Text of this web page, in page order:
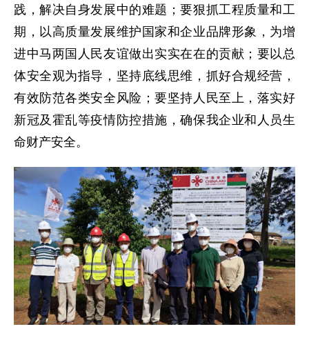
践，解决自身发展中的难题；要狠抓工程质量和工
期，以高质量发展维护国家和企业品牌形象，为增
进中马两国人民友谊做出实实在在的贡献；要以总
体安全观为指导，坚持底线思维，抓好合规经营，
有效防范各类安全风险；要坚持人民至上，落实好
新冠及霍乱等疫情防控措施，确保我企业和人员生
命财产安全。